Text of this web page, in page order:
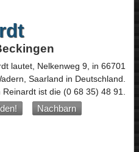
lautet, Nelkenweg 9, in 66701
Saarland in Deutschland.
Reinardt ist die (0 68 35) 48 91.
Nachbarn